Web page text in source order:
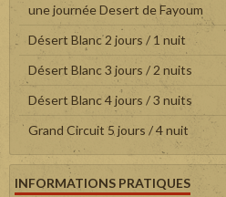
une journée Desert de Fayoum
Désert Blanc 2 jours / 1 nuit
Désert Blanc 3 jours / 2 nuits
Désert Blanc 4 jours / 3 nuits
Grand Circuit 5 jours / 4 nuit
INFORMATIONS PRATIQUES